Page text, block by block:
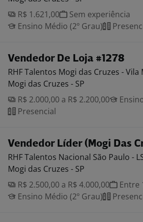
R$ 1.621,00
Sem experiência
Ensino Médio (2º Grau)
Vendedor De Loja #1278
RHF Talentos Mogi das Cruzes - Vila
Mogi das Cruzes - SP
R$ 2.000,00 a R$ 2.200,00
Presencial
Vendedor Líder (Mogi Das
RHF Talentos Nacional São Paulo -
Mogi das Cruzes - SP
R$ 2.500,00 a R$ 4.000,00
Entre
Ensino Médio (2º Grau)